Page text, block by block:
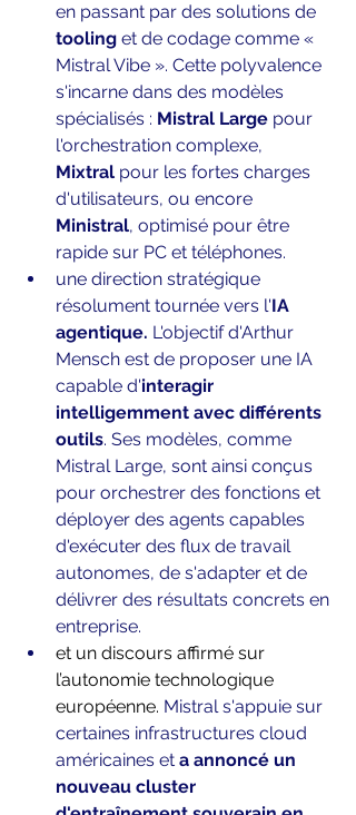
en passant par des solutions de
tooling et de codage comme «
Mistral Vibe ». Cette polyvalence
s'incarne dans des modèles
spécialisés : Mistral Large pour
l'orchestration complexe,
Mixtral pour les fortes charges
d'utilisateurs, ou encore
Ministral, optimisé pour être
rapide sur PC et téléphones.
une direction stratégique
résolument tournée vers l'IA
agentique. L'objectif d'Arthur
Mensch est de proposer une IA
capable d'interagir
intelligemment avec différents
outils. Ses modèles, comme
Mistral Large, sont ainsi conçus
pour orchestrer des fonctions et
déployer des agents capables
d'exécuter des flux de travail
autonomes, de s'adapter et de
délivrer des résultats concrets en
entreprise.
et un discours affirmé sur
l’autonomie technologique
européenne. Mistral s'appuie sur
certaines infrastructures cloud
américaines et a annoncé un
nouveau cluster